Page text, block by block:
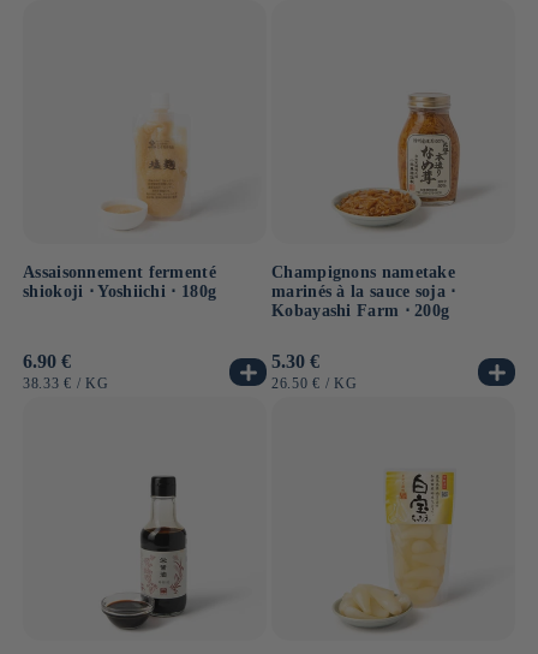
Assaisonnement fermenté
shiokoji ⋅ Yoshiichi ⋅ 180g
Prix
habituel
6.90 €
PRIX
38.33 € / PAR
KG
Champignons nametake
marinés à la sauce soja ⋅
Kobayashi Farm ⋅ 200g
Prix
habituel
5.30 €
PRIX
26.50 € / PAR
KG